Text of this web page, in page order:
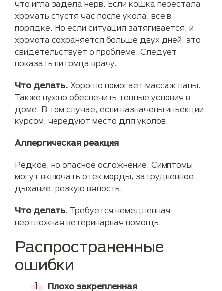
что игла задела нерв. Если кошка перестала
хромать спустя час после укола, все в
порядке. Но если ситуация затягивается, и
хромота сохраняется больше двух дней, это
свидетельствует о проблеме. Следует
показать питомца врачу.
Что делать. Хорошо помогает массаж лапы.
Также нужно обеспечить теплые условия в
доме. В том случае, если назначены инъекции
курсом, чередуют место для уколов.
Аллергическая реакция
Редкое, но опасное осложнение. Симптомы
могут включать отек морды, затрудненное
дыхание, резкую вялость.
Что делать . Требуется немедленная
неотложная ветеринарная помощь.
Распространенные
ошибки
Плохо закрепленная